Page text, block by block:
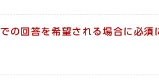
の回答を希望される場合に必須